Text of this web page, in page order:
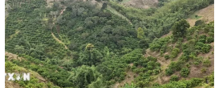
công sở, trang trại và nhà máy...